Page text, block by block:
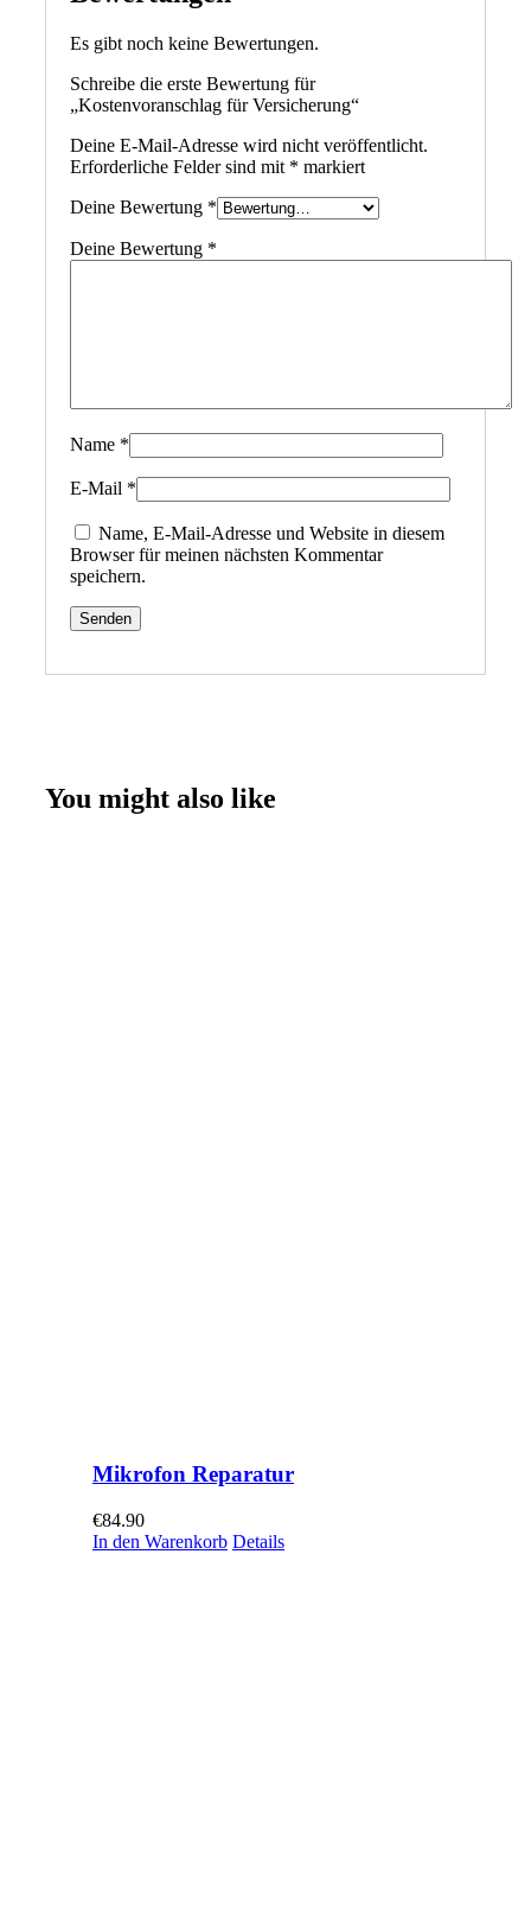
Es gibt noch keine Bewertungen.
Schreibe die erste Bewertung für
„Kostenvoranschlag für Versicherung“
Deine E-Mail-Adresse wird nicht veröffentlicht.
Erforderliche Felder sind mit * markiert
Deine Bewertung *
Deine Bewertung *
Name *
E-Mail *
Name, E-Mail-Adresse und Website in diesem
Browser für meinen nächsten Kommentar
speichern.
You might also like
Mikrofon Reparatur
€84.90
In den Warenkorb Details